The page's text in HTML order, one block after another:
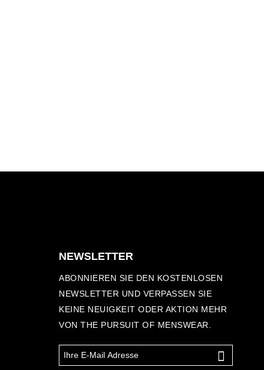
NEWSLETTER
ABONNIEREN SIE DEN KOSTENLOSEN
NEWSLETTER UND VERPASSEN SIE
KEINE NEUIGKEIT ODER AKTION MEHR
VON THE PURSUIT OF MENSWEAR.